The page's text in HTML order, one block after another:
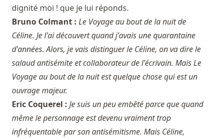
dignité moi ! que je lui réponds.
Bruno Colmant : Le Voyage au bout de la nuit de
Céline. Je l'ai découvert quand j'avais une quarantaine
d'années. Alors, je vais distinguer le Céline, on va dire le
salaud antisémite et collaborateur de l'écrivain. Mais Le
Voyage au bout de la nuit est quelque chose qui est un
ouvrage majeur.
Eric Coquerel : Je suis un peu embêté parce que quand
même le personnage est devenu vraiment trop
infréquentable par son antisémitisme. Mais Céline,